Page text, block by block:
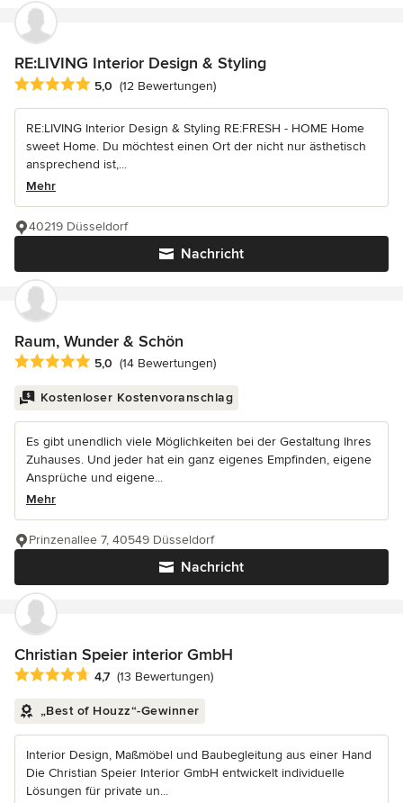
RE:LIVING Interior Design & Styling
Durchschnittliche Bewertung: 5 von 5 Sternen
5,0 (12 Bewertungen)
RE:LIVING Interior Design & Styling RE:FRESH - HOME Home
sweet Home. Du möchtest einen Ort der nicht nur ästhetisch
ansprechend ist,...
Mehr
Nachricht
40219 Düsseldorf
Raum, Wunder & Schön
Durchschnittliche Bewertung: 5 von 5 Sternen
5,0 (14 Bewertungen)
Kostenloser Kostenvoranschlag
Es gibt unendlich viele Möglichkeiten bei der Gestaltung Ihres
Zuhauses. Und jeder hat ein ganz eigenes Empfinden, eigene
Ansprüche und eigene...
Mehr
Nachricht
Prinzenallee 7, 40549 Düsseldorf
Christian Speier interior GmbH
Durchschnittliche Bewertung: 4.7 von 5 Sternen
4,7 (13 Bewertungen)
„Best of Houzz“-Gewinner
Interior Design, Maßmöbel und Baubegleitung aus einer Hand
Die Christian Speier Interior GmbH entwickelt individuelle
Lösungen für private un...